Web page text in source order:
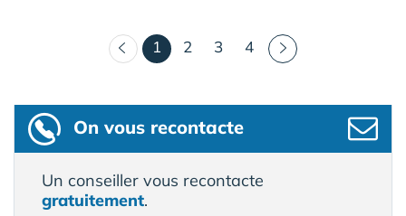
1 (courant)
2 3 4
On vous recontacte
Un conseiller vous recontacte
gratuitement.